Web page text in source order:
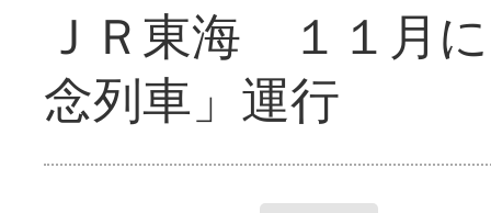
ＪＲ東海 １１月
念列車」運行